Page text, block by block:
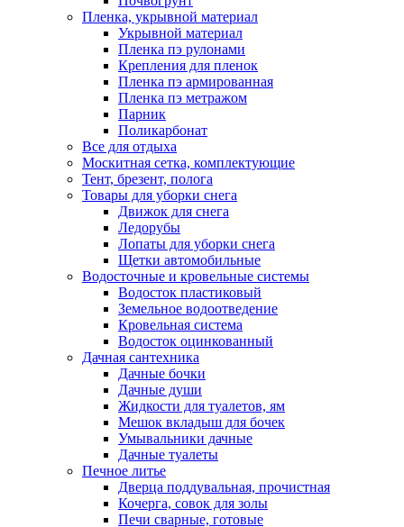
Пленка, укрывной материал
Укрывной материал
Пленка пэ рулонами
Крепления для пленок
Пленка пэ армированная
Пленка пэ метражом
Парник
Поликарбонат
Все для отдыха
Москитная сетка, комплектующие
Тент, брезент, полога
Товары для уборки снега
Движок для снега
Ледорубы
Лопаты для уборки снега
Щетки автомобильные
Водосточные и кровельные системы
Водосток пластиковый
Земельное водоотведение
Кровельная система
Водосток оцинкованный
Дачная сантехника
Дачные бочки
Дачные души
Жидкости для туалетов, ям
Мешок вкладыш для бочек
Умывальники дачные
Дачные туалеты
Печное литье
Дверца поддувальная, прочистная
Кочерга, совок для золы
Печи сварные, готовые